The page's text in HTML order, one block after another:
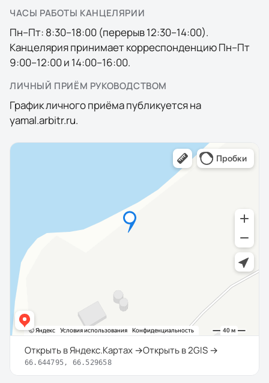
ЧАСЫ РАБОТЫ КАНЦЕЛЯРИИ
Пн–Пт: 8:30–18:00 (перерыв 12:30–14:00).
Канцелярия принимает корреспонденцию Пн–Пт
9:00–12:00 и 14:00–16:00.
ЛИЧНЫЙ ПРИЁМ РУКОВОДСТВОМ
График личного приёма публикуется на
yamal.arbitr.ru.
Открыть в Яндекс.Картах →Открыть в 2GIS →
66.644795, 66.529658